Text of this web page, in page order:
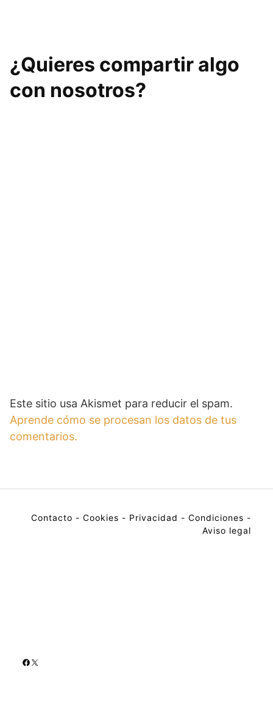
¿Quieres compartir algo
con nosotros?
Este sitio usa Akismet para reducir el spam.
Aprende cómo se procesan los datos de tus
comentarios.
Contacto - Cookies - Privacidad - Condiciones -
Aviso legal